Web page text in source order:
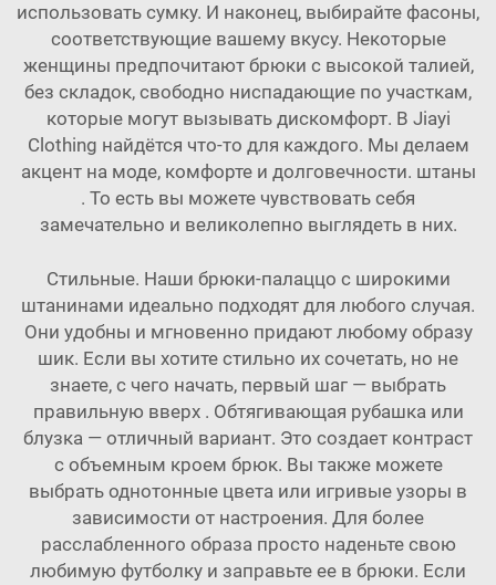
использовать сумку. И наконец, выбирайте фасоны,
соответствующие вашему вкусу. Некоторые
женщины предпочитают брюки с высокой талией,
без складок, свободно ниспадающие по участкам,
которые могут вызывать дискомфорт. В Jiayi
Clothing найдётся что-то для каждого. Мы делаем
акцент на моде, комфорте и долговечности. штаны
. То есть вы можете чувствовать себя
замечательно и великолепно выглядеть в них.
Стильные. Наши брюки-палаццо с широкими
штанинами идеально подходят для любого случая.
Они удобны и мгновенно придают любому образу
шик. Если вы хотите стильно их сочетать, но не
знаете, с чего начать, первый шаг — выбрать
правильную вверх . Обтягивающая рубашка или
блузка — отличный вариант. Это создает контраст
с объемным кроем брюк. Вы также можете
выбрать однотонные цвета или игривые узоры в
зависимости от настроения. Для более
расслабленного образа просто наденьте свою
любимую футболку и заправьте ее в брюки. Если